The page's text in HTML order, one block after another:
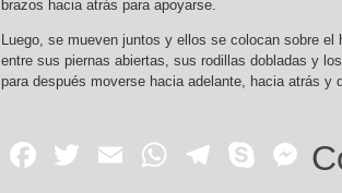
brazos hacia atrás para apoyarse.
Luego, se mueven juntos y ellos se colocan sobre
entre sus piernas abiertas, sus rodillas dobladas y
para después moverse hacia adelante, hacia atrás y
Facebook
Twitter
EmailWhatsApp